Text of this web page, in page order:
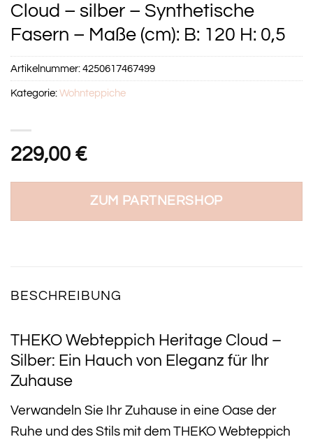
Cloud – silber – Synthetische
Fasern – Maße (cm): B: 120 H: 0,5
229,00 €
ZUM PARTNERSHOP
Artikelnummer:4250617467499
Kategorie:Wohnteppiche
BESCHREIBUNG
THEKO Webteppich Heritage Cloud –
Silber: Ein Hauch von Eleganz für Ihr
Zuhause
Verwandeln Sie Ihr Zuhause in eine Oase der
Ruhe und des Stils mit dem THEKO Webteppich